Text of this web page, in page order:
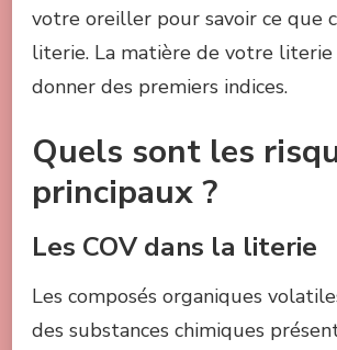
votre oreiller pour savoir ce que
literie. La matière de votre
donner des premiers indices.
Quels sont les
principaux ?
Les COV dans la literie
Les composés organiques
des substances chimiques